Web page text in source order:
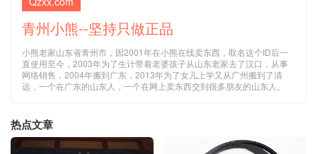
青州小熊--坚持只做正品
小熊老家山东省青州市，因2001年在小熊在线卖东西，取名这个ID后一
直使用至今，2003年为了生计带着老婆孩子从山东老家去了汉口，从事
网络销售，2004年搬到广东，2013年为了女儿上学又从广州搬到了清
远，一个在广东的山东人，一个在网上卖东西交到很多朋友的山东人。
热点文章